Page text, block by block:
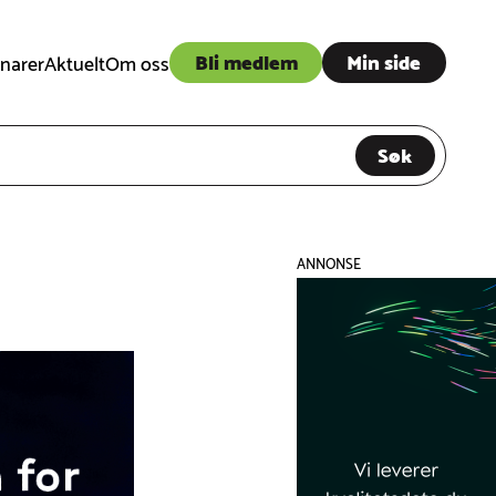
AktueltOm oss Bli medlem Min side
Søk
ANNONSE